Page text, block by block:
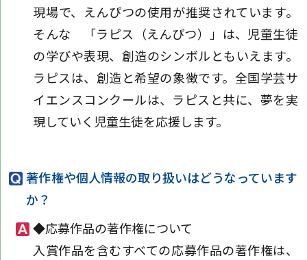
現場で、えんぴつの使用が推奨されています。
そんな 「ラピス（えんぴつ）」は、児童生徒
の学びや表現、創造のシンボルともいえます。
ラピスは、創造と希望の象徴です。全国学芸サ
イエンスコンクールは、ラピスと共に、夢を実
現していく児童生徒を応援します。
著作権や個人情報の取り扱いはどうなっています
か？
◆応募作品の著作権について
入賞作品を含むすべての応募作品の著作権は、